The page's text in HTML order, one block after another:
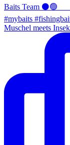
Muschel meets